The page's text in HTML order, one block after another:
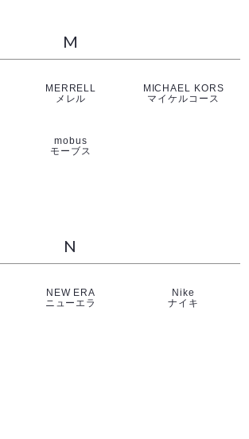
M
MERRELL
メレル
MICHAEL KORS
マイケルコース
mobus
モーブス
N
NEW ERA
ニューエラ
Nike
ナイキ